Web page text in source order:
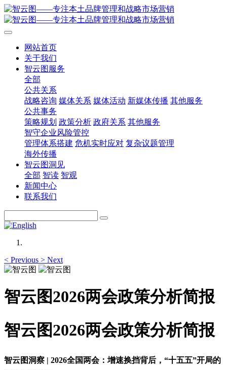
网站首页
关于我们
智云图服务
全部
公共关系
战略咨询 媒体关系 媒体活动 新媒体传播 其他服务
公共事务
策略规划 政策分析 政府关系 其他服务
智守企业风险管控
管理体系搭建 危机实时应对 复杂议题管理
海外传播
智云图洞见
全部 智读 智观
新闻中心
联系我们
< Previous > Next
智云图2026两会政策分析简报
智云图2026两会政策分析简报
智云图洞察 | 2026全国两会：增速换挡背后，“十五五”开局的